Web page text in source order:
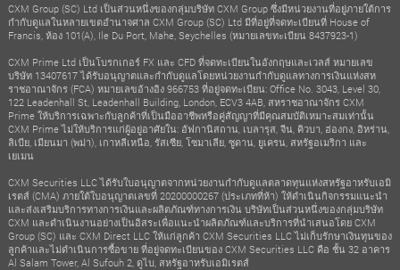
CXM Group (SC) Ltd เป็นส่วนหนึ่งของกลุ่มบริษัท CXM Group ซึ่งมีหน่วยงานที่อยู่ภายใต้การ
กำกับดูแลในหลายเขตอำนาจศาล CXM Group (SC) Ltd มีที่อยู่ที่จดทะเบียนที่ House of
Francis, ห้อง 101(A), Ile Du Port, Mahe, Seychelles (หมายเลขทะเบียน 8437923-1)
CXM Prime Ltd เป็นโบรกเกอร์ FX และ CFD ที่จดทะเบียนในอังกฤษและเวลส์ หมายเลข
บริษัท 13407617 ได้รับอนุญาตและกำกับดูแลโดยหน่วยงานกำกับดูแลทางการเงินแห่งสห
ราชอาณาจักร (FCA) หมายเลขอ้างอิง 966753 ที่อยู่จดทะเบียน: Office No. 3043, Level 30,
122 Leadenhall St, Leadenhall Building, London, ECV3 4AB, สหราชอาณาจักร CXM
Prime ให้บริการเฉพาะกับลูกค้าที่เป็นมืออาชีพหรือคู่สัญญาที่มีคุณสมบัติเหมาะสมเท่านั้น
CXM Prime ไม่ให้บริการแก่ผู้อยู่อาศัยใน: อัฟกานิสถาน, เบลารุส, จีน, คิวบา, ฮ่องกง, อิหร่าน,
ลิเบีย, เมียนมา (พม่า), เกาหลีเหนือ, รัสเซีย, โซมาเลีย, ซูดาน, ยูเครน, สหรัฐอเมริกา และ
เยเมน
CXM Securities LLC ได้รับใบอนุญาตจากหน่วยงานกำกับดูแลตลาดทุนแห่งสหรัฐอาหรับเอมิ
เรตส์ (CMA) ภายใต้ใบอนุญาตเลขที่ 20200000267 (ประเภทที่ห้า) ให้ดำเนินกิจกรรมแนะนำ
และส่งเสริมบริการทางการเงินและผลิตภัณฑ์ทางการเงิน บริษัทเป็นส่วนหนึ่งของกลุ่มบริษัท
CXM และดำเนินงานอย่างเป็นอิสระเพื่อแนะนำผลิตภัณฑ์และบริการที่นำเสนอโดย CXM
Group (SC) และ CXM Direct LLC ให้แก่ลูกค้า CXM Securities LLC ไม่เก็บรักษาเงินทุนของ
ลูกค้าและไม่ดำเนินการซื้อขาย ที่อยู่จดทะเบียนของ CXM Securities LLC คือ ชั้น 32 อาคาร
Al Salam Tower, Al Sufouh 2, ดูไบ, สหรัฐอาหรับเอมิเรตส์